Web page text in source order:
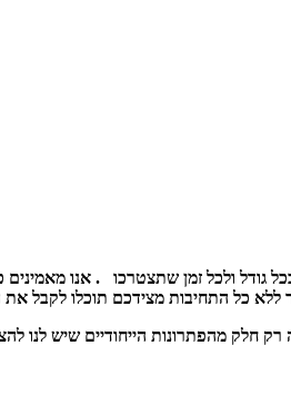
ולכל זמן שתצטרכו . אנו מאמינים